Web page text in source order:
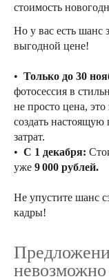
стоимость
Но у вас есть шанс
выгодной цене!
• Только до 30
фотосессия в
не просто цена,
создать
затрат.
• С 1 декабря:
уже 9 000 рублей.
Не упустите шанс
кадры!
невозможно